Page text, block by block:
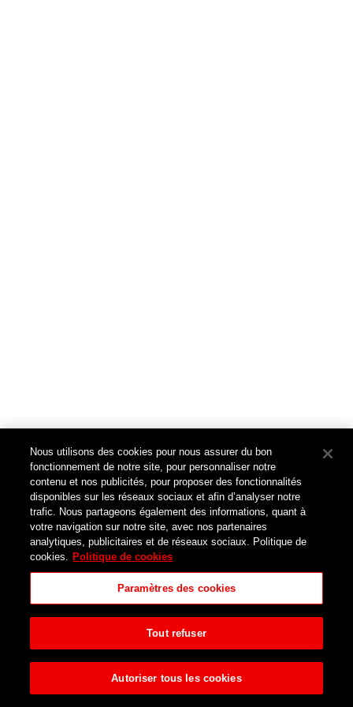
Nous utilisons des cookies pour nous assurer du bon
fonctionnement de notre site, pour personnaliser notre
contenu et nos publicités, pour proposer des fonctionnalités
disponibles sur les réseaux sociaux et afin d’analyser notre
trafic. Nous partageons également des informations, quant à
votre navigation sur notre site, avec nos partenaires
analytiques, publicitaires et de réseaux sociaux. Politique de
cookies. Politique de cookies
Paramètres des cookies
Tout refuser
Autoriser tous les cookies